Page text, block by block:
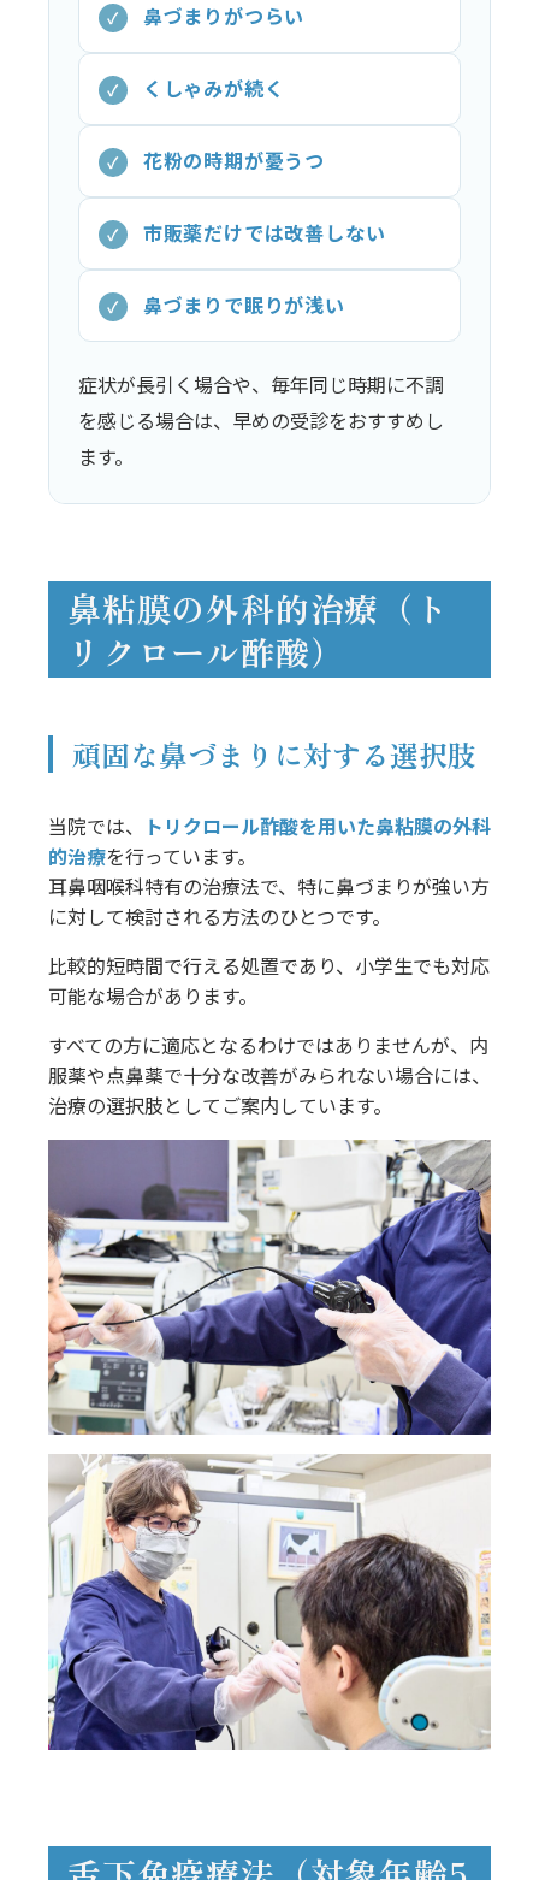
✓ 鼻づまりがつらい
✓ くしゃみが続く
✓ 花粉の時期が憂うつ
✓ 市販薬だけでは改善しない
✓ 鼻づまりで眠りが浅い
症状が長引く場合や、毎年同じ時期に不調
を感じる場合は、早めの受診をおすすめし
ます。
鼻粘膜の外科的治療（ト
リクロール酢酸）
頑固な鼻づまりに対する選択肢
当院では、 トリクロール酢酸を用いた鼻粘膜の外科
的治療を行っています。
耳鼻咽喉科特有の治療法で、特に鼻づまりが強い方
に対して検討される方法のひとつです。
比較的短時間で行える処置であり、小学生でも対応
可能な場合があります。
すべての方に適応となるわけではありませんが、内
服薬や点鼻薬で十分な改善がみられない場合には、
治療の選択肢としてご案内しています。